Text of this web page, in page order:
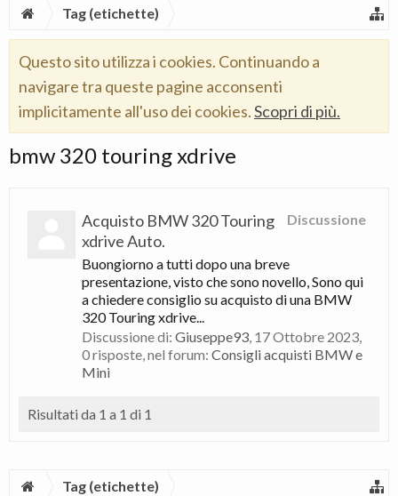
Tag (etichette)
Questo sito utilizza i cookies. Continuando a
navigare tra queste pagine acconsenti
implicitamente all'uso dei cookies.Scopri di più.
bmw 320 touring xdrive
Discussione
Acquisto BMW 320 Touring
xdrive Auto.
Buongiorno a tutti dopo una breve
presentazione, visto che sono novello, Sono qui
a chiedere consiglio su acquisto di una BMW
320 Touring xdrive...
Discussione di: Giuseppe93, 17 Ottobre 2023,
0 risposte, nel forum: Consigli acquisti BMW e
Mini
Risultati da 1 a 1 di 1
Tag (etichette)